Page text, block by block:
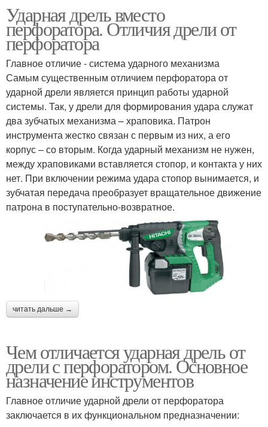
Ударная дрель вместо
перфоратора. Отличия дрели от
перфоратора
Главное отличие - система ударного механизма
Самым существенным отличием перфоратора от
ударной дрели является принцип работы ударной
системы. Так, у дрели для формирования удара служат
два зубчатых механизма – храповика. Патрон
инструмента жестко связан с первым из них, а его
корпус – со вторым. Когда ударный механизм не нужен,
между храповиками вставляется стопор, и контакта у них
нет. При включении режима удара стопор вынимается, и
зубчатая передача преобразует вращательное движение
патрона в поступательно-возвратное.
читать дальше →
Чем отличается ударная дрель от
дрели с перфоратором. Основное
назначение инструментов
Главное отличие ударной дрели от перфоратора
заключается в их функциональном предназначении: